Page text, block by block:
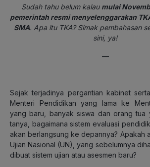
Sudah tahu belum kalau mulai
pemerintah resmi menyelenggarakan
SMA. Apa itu TKA? Simak pembahasan
sini, ya!
—
Sejak terjadinya pergantian kabinet
Menteri Pendidikan yang lama ke
yang baru, banyak siswa dan orang tua
tanya, bagaimana sistem evaluasi
akan berlangsung ke depannya? Apakah
Ujian Nasional (UN), yang sebelumnya
dibuat sistem ujian atau asesmen baru?